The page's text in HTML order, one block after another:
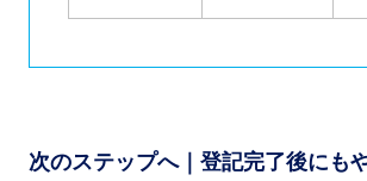
次のステップへ｜登記完了後にも